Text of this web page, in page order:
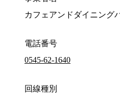
カフェアンドダイニング
電話番号
0545-62-1640
回線種別